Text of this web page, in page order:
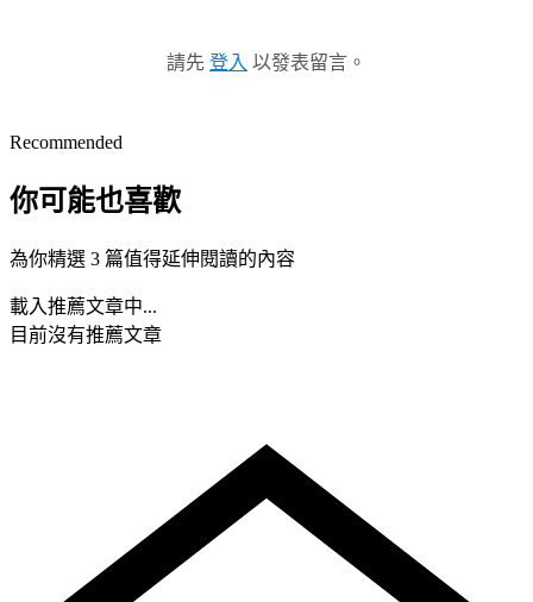
請先 登入 以發表留言。
Recommended
你可能也喜歡
為你精選 3 篇值得延伸閱讀的內容
載入推薦文章中...
目前沒有推薦文章